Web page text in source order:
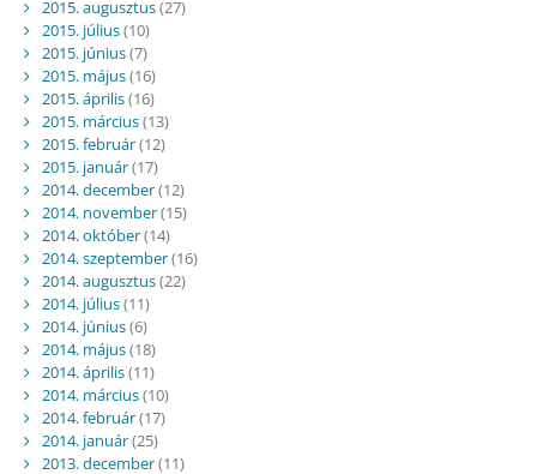
2015. augusztus(27)
2015. július(10)
2015. június(7)
2015. május(16)
2015. április(16)
2015. március(13)
2015. február(12)
2015. január(17)
2014. december(12)
2014. november(15)
2014. október(14)
2014. szeptember(16)
2014. augusztus(22)
2014. július(11)
2014. június(6)
2014. május(18)
2014. április(11)
2014. március(10)
2014. február(17)
2014. január(25)
2013. december(11)